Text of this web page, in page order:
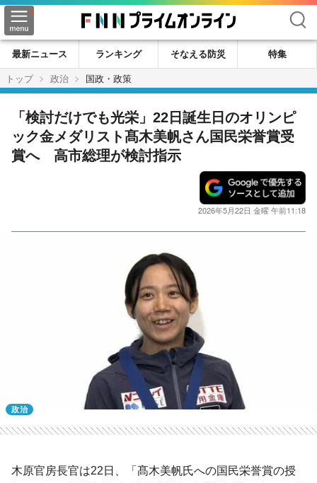
検索
最新ニュース ランキング そなえる防災
特集
トップ
政治 国政・政策
「検討だけでも光栄」22日誕生日のオリンピ
ック金メダリスト髙木美帆さん国民栄誉賞受
賞へ 高市総理が検討指示
2026年5月22日 金曜 午前11:18
政治
木原官房長官は22日、「髙木美帆氏への国民栄誉賞の授